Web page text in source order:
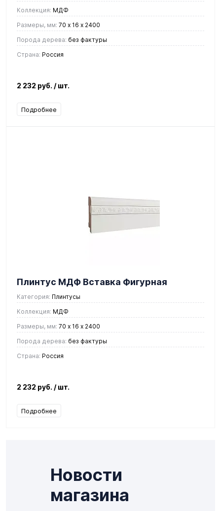
Коллекция: МДФ
Размеры, мм: 70 х 16 х 2400
Порода дерева: без фактуры
Страна: Россия
2 232 руб. / шт.
Подробнее
Плинтус МДФ Вставка Фигурная
Категория: Плинтусы
Коллекция: МДФ
Размеры, мм: 70 х 16 х 2400
Порода дерева: без фактуры
Страна: Россия
2 232 руб. / шт.
Подробнее
Новости
магазина